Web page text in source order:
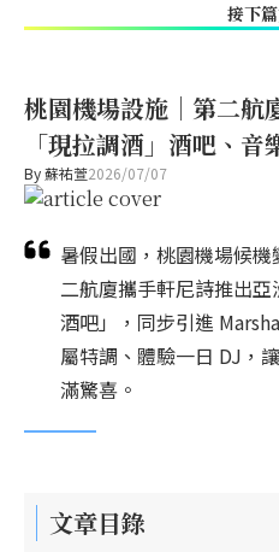
接下
桃園機場設施｜第二航
「現拉調酒」酒吧、
By蘇祐萱2026/07/07
暑假出國，桃園機場候
二航廈攜手軒尼詩推出
酒吧」，同步引進
屬特調、體驗一日 DJ，
滿驚喜。
文章目錄